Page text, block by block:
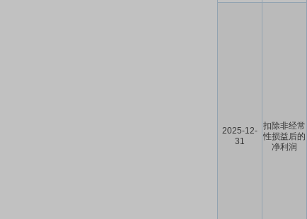
2025-12-
31
扣除非经常
性损益后的
净利润